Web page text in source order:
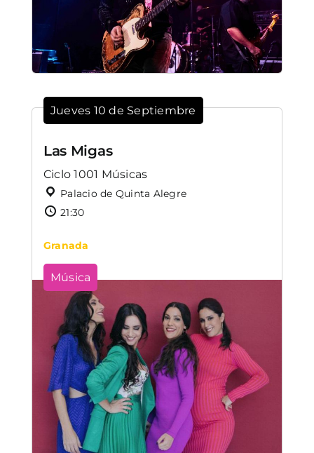
Jueves 10 de Septiembre
Las Migas
Ciclo 1001 Músicas
Palacio de Quinta Alegre
21:30
Granada
Música